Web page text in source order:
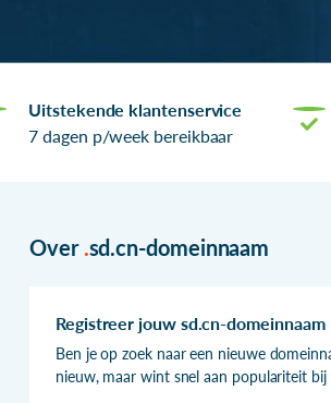
Uitstekende klantenservice
7 dagen p/week bereikbaar
Over .sd.cn-domeinnaam
Registreer jouw sd.cn-domeinnaam
Ben je op zoek naar een nieuwe
nieuw, maar wint snel aan populariteit